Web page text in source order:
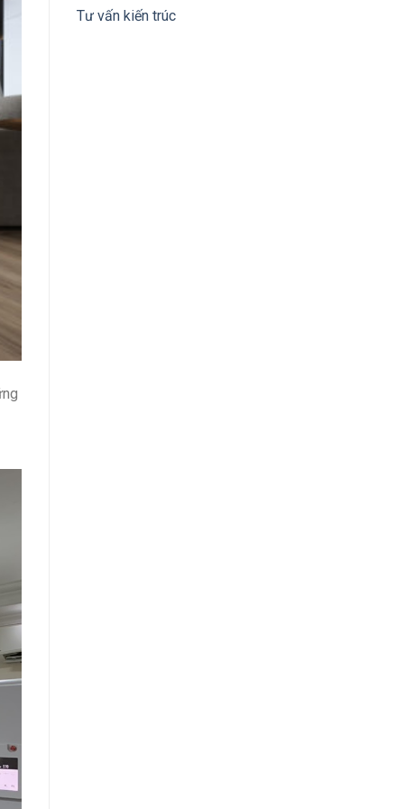
Tư vấn kiến trúc